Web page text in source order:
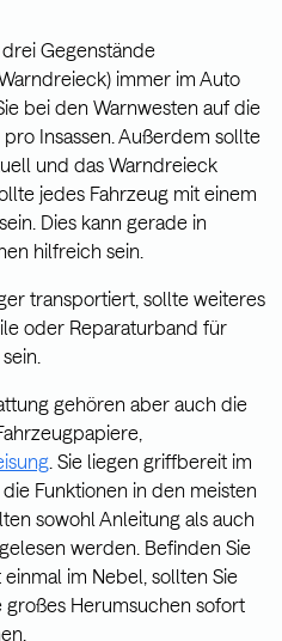
Gegenstände
immer im Auto
bei den Warnwesten auf die
Insassen. Außerdem sollte
und das Warndreieck
jedes Fahrzeug mit einem
sein. Dies kann gerade in
hilfreich sein.
transportiert, sollte weiteres
oder Reparaturband für
gehören aber auch die
. Sie liegen griffbereit im
Funktionen in den meisten
sowohl Anleitung als auch
werden. Befinden Sie
im Nebel, sollten Sie
Herumsuchen sofort